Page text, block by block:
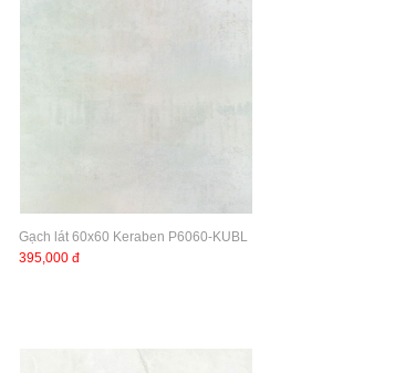
Gạch lát 60x60 Keraben P6060-KUBL
395,000 đ